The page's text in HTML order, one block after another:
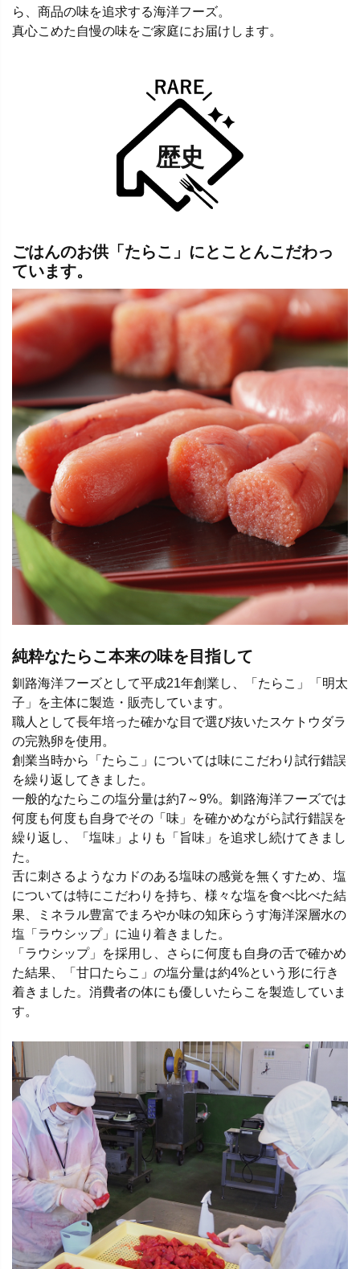
ら、商品の味を追求する海洋フーズ。
真心こめた自慢の味をご家庭にお届けします。
歴史
ごはんのお供「たらこ」にとことんこだわっ
ています。
純粋なたらこ本来の味を目指して
釧路海洋フーズとして平成21年創業し、「たらこ」「明太
子」を主体に製造・販売しています。
職人として長年培った確かな目で選び抜いたスケトウダラ
の完熟卵を使用。
創業当時から「たらこ」については味にこだわり試行錯誤
を繰り返してきました。
一般的なたらこの塩分量は約7～9%。釧路海洋フーズでは
何度も何度も自身でその「味」を確かめながら試行錯誤を
繰り返し、「塩味」よりも「旨味」を追求し続けてきまし
た。
舌に刺さるようなカドのある塩味の感覚を無くすため、塩
については特にこだわりを持ち、様々な塩を食べ比べた結
果、ミネラル豊富でまろやか味の知床らうす海洋深層水の
塩「ラウシップ」に辿り着きました。
「ラウシップ」を採用し、さらに何度も自身の舌で確かめ
た結果、「甘口たらこ」の塩分量は約4%という形に行き
着きました。消費者の体にも優しいたらこを製造していま
す。